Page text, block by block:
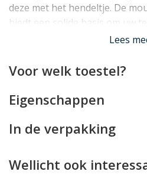
deze met het hendeltje. De
biedt een solide basis om uw
bevestigen. Wilt u de mount
Voorzien van Mag-Align
u uw iPhone 15 Plus in het
Dankzij de nieuwe Mag-Align
eenvoudiger dan ooit! Deze
Lees
Voor welk toestel?
Eigenschappen
In de verpakking
Wellicht ook